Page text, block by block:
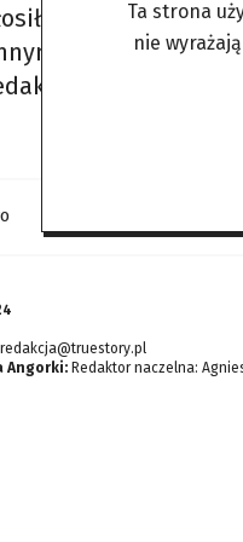
listę
Michelle
podzieliła
redakcja@truestory.pl
Angorki: Redaktor naczelna:
Ta strona
nie